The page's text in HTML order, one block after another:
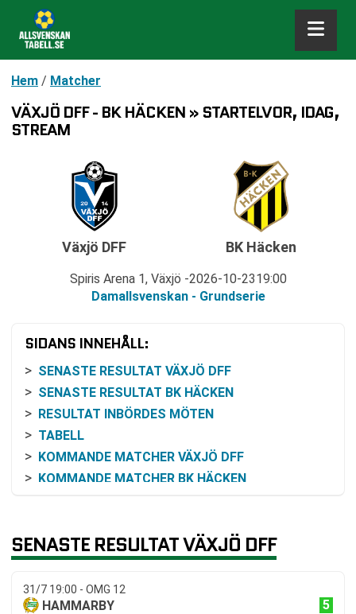
Hem / Matcher
VÄXJÖ DFF - BK HÄCKEN » STARTELVOR, IDAG,
STREAM
Växjö DFF
Spiris Arena 1, Växjö 2026-10-2319:00
Damallsvenskan - Grundserie
BK Häcken
SIDANS INNEHÅLL:
SENASTE RESULTAT VÄXJÖ DFF
SENASTE RESULTAT BK HÄCKEN
RESULTAT INBÖRDES MÖTEN
TABELL
KOMMANDE MATCHER VÄXJÖ DFF
KOMMANDE MATCHER BK HÄCKEN
SENASTE RESULTAT VÄXJÖ DFF
31/7 19:00 - OMG 12
HAMMARBY
5